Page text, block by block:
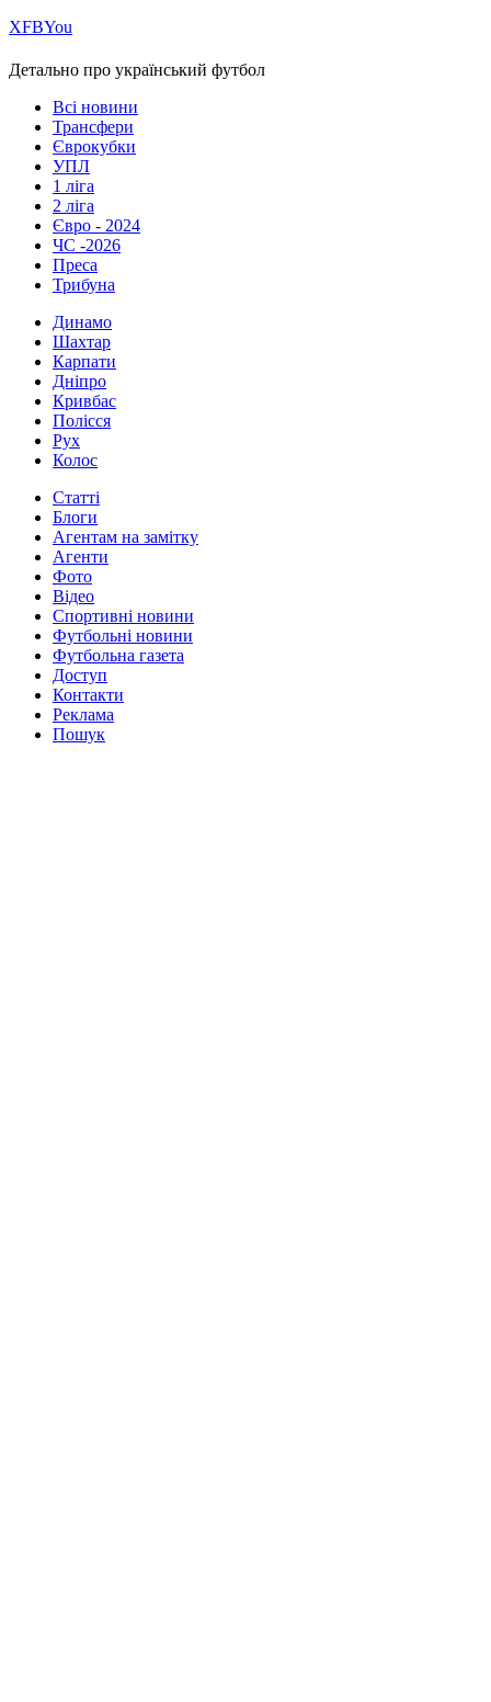
ХFBYou
Детально про український футбол
Всі новини
Трансфери
Єврокубки
УПЛ
1 ліга
2 ліга
Євро - 2024
ЧС -2026
Преса
Трибуна
Динамо
Шахтар
Карпати
Дніпро
Кривбас
Полісся
Рух
Колос
Статті
Блоги
Агентам на замітку
Агенти
Фото
Відео
Спортивні новини
Футбольні новини
Футбольна газета
Доступ
Контакти
Реклама
Пошук